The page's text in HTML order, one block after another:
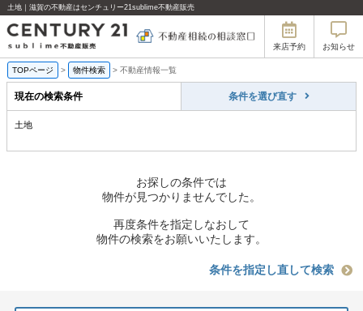
土地｜滋賀の不動産はセンチュリー21sublime不動産販売
来店予約 お知らせ
TOPページ > 物件検索 > 不動産情報一覧
現在の検索条件 条件を選び直す
土地
お探しの条件では
物件が見つかりませんでした。
再度条件を指定しなおして
物件の検索をお願いいたします。
条件を指定し直して検索